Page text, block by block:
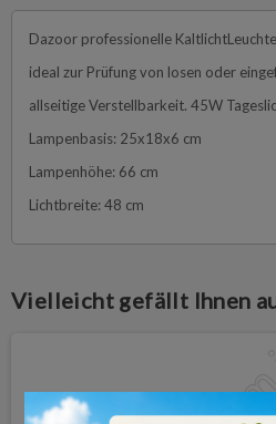
Dazoor professionelle
ideal zur Prüfung von losen oder
allseitige Verstellbarkeit. 45W
Lampenbasis: 25x18x6 cm
Lampenhöhe: 66 cm
Lichtbreite: 48 cm
Vielleicht gefällt Ihnen